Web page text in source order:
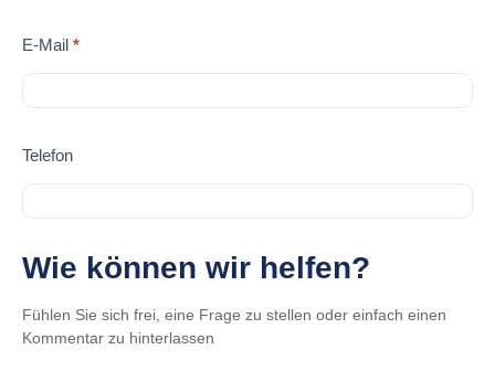
E-Mail *
Telefon
Wie können wir helfen?
Fühlen Sie sich frei, eine Frage zu stellen oder einfach einen
Kommentar zu hinterlassen